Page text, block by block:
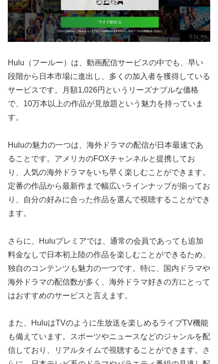
Hulu（フールー）は、動画配信サービスの中でも、早い
段階から日本市場に進出し、多くの加入者を獲得している
サービスです。月額1,026円というリーズナブルな価格
で、10万本以上の作品が見放題という魅力を持っていま
す。
Huluの魅力の一つは、海外ドラマの配信が日本最速であ
ることです。アメリカのFOXチャンネルと提携してお
り、人気の海外ドラマをいち早く楽しむことができます。
定番の作品から最新作まで幅広いラインナップが揃ってお
り、自分の好みに合った作品を選んで視聴することができ
ます。
さらに、Huluプレミアでは、通常の会員であっても追加
料金なしで日本初上陸の作品を楽しむことができるため、
独自のコンテンツも魅力の一つです。特に、国内ドラマや
海外ドラマの配信数が多く、海外ドラマ好きの方にとって
はおすすめのサービスと言えます。
また、HuluはTVのように生放送を楽しめるライブTV機能
も備えています。スポーツやニュースなどのジャンルを配
信しており、リアルタイムで視聴することができます。さ